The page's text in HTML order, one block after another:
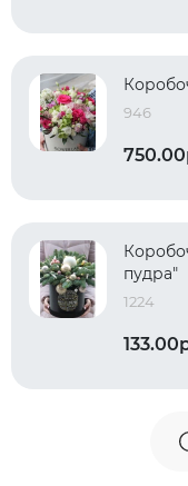
946
пудра"
1224